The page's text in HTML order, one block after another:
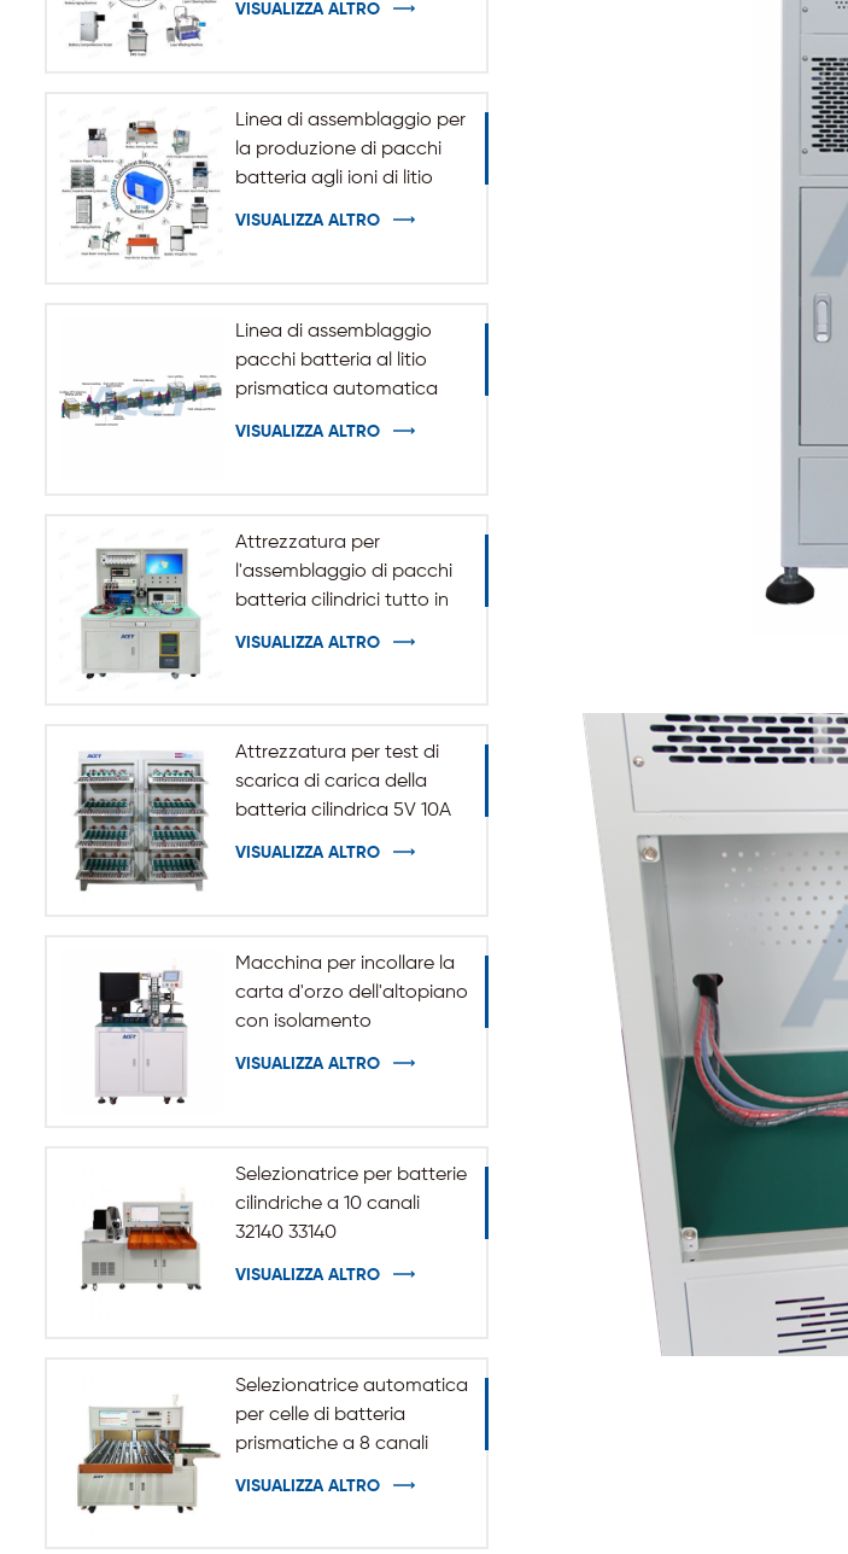
VISUALIZZA ALTRO
Linea di assemblaggio per
la produzione di pacchi
batteria agli ioni di litio
VISUALIZZA ALTRO
Linea di assemblaggio
pacchi batteria al litio
prismatica automatica
VISUALIZZA ALTRO
Attrezzatura per
l'assemblaggio di pacchi
batteria cilindrici tutto in
VISUALIZZA ALTRO
Attrezzatura per test di
scarica di carica della
batteria cilindrica 5V 10A
VISUALIZZA ALTRO
Macchina per incollare la
carta d'orzo dell'altopiano
con isolamento
VISUALIZZA ALTRO
Selezionatrice per batterie
cilindriche a 10 canali
32140 33140
VISUALIZZA ALTRO
Selezionatrice automatica
per celle di batteria
prismatiche a 8 canali
VISUALIZZA ALTRO